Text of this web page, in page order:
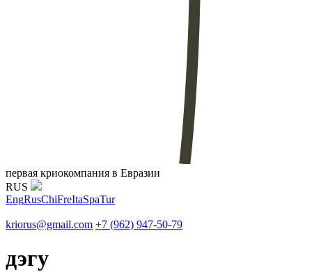
первая криокомпания в Евразии
RUS
EngRusChiFreItaSpaTur
kriorus@gmail.com +7 (962) 947-50-79
дэгу